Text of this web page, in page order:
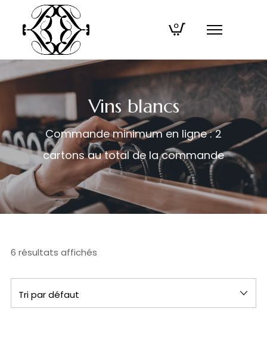
0
Vins blancs
Commande minimum en ligne : 2
cartons au total de la commande
6 résultats affichés